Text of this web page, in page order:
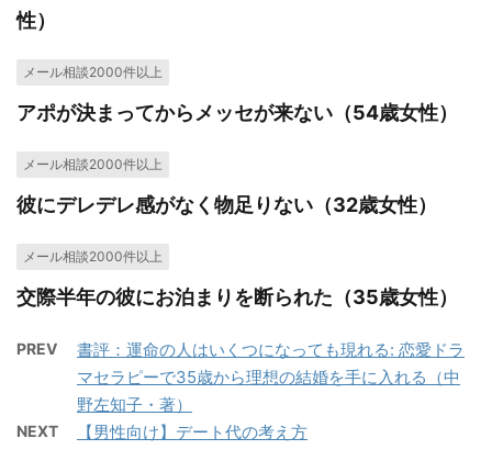
性）
メール相談2000件以上
アポが決まってからメッセが来ない（54歳女性）
メール相談2000件以上
彼にデレデレ感がなく物足りない（32歳女性）
メール相談2000件以上
交際半年の彼にお泊まりを断られた（35歳女性）
PREV
書評：運命の人はいくつになっても現れる: 恋愛ドラ
マセラピーで35歳から理想の結婚を手に入れる（中
野左知子・著）
NEXT 【男性向け】デート代の考え方